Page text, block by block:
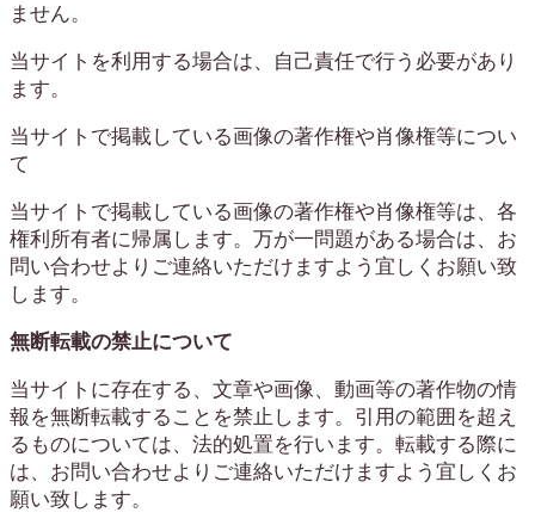
ません。
当サイトを利用する場合は、自己責任で行う必要があり
ます。
当サイトで掲載している画像の著作権や肖像権等につい
て
当サイトで掲載している画像の著作権や肖像権等は、各
権利所有者に帰属します。万が一問題がある場合は、お
問い合わせよりご連絡いただけますよう宜しくお願い致
します。
無断転載の禁止について
当サイトに存在する、文章や画像、動画等の著作物の情
報を無断転載することを禁止します。引用の範囲を超え
るものについては、法的処置を行います。転載する際に
は、お問い合わせよりご連絡いただけますよう宜しくお
願い致します。